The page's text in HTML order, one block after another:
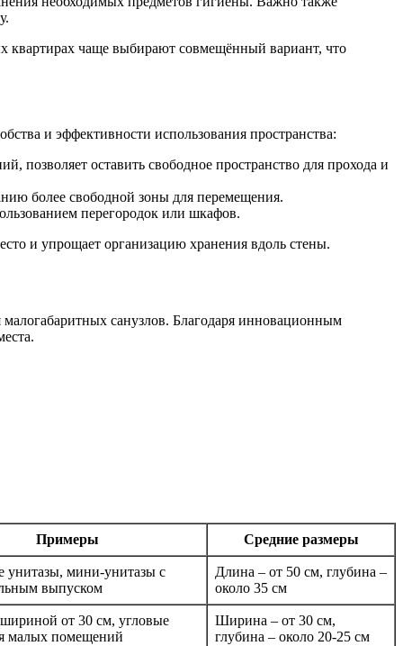
квартирах чаще выбирают совмещённый вариант, что
и эффективности использования пространства:
позволяет оставить свободное пространство для прохода и
более свободной зоны для перемещения.
перегородок или шкафов.
и упрощает организацию хранения вдоль стены.
санузлов. Благодаря инновационным
Примеры Средние размеры
унитазы, мини-унитазы с
выпуском
Длина – от 50 см, глубина –
около 35 см
от 30 см, угловые
малых помещений
Ширина – от 30 см,
глубина – около 20-25 см